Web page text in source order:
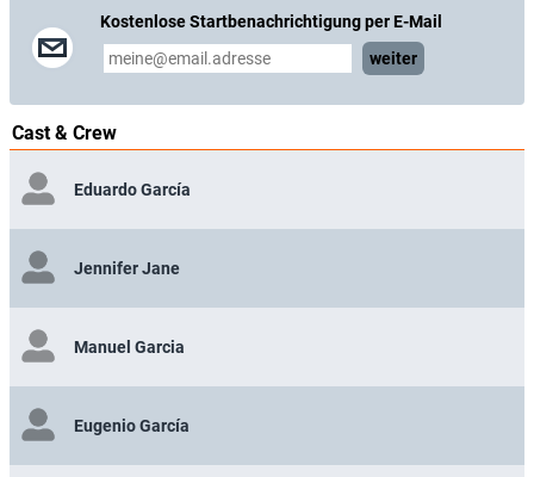
Kostenlose Startbenachrichtigung per E-Mail
weiter
Cast & Crew
Eduardo García
Jennifer Jane
Manuel Garcia
Eugenio García